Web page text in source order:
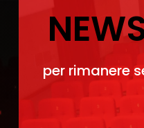
per rimanere